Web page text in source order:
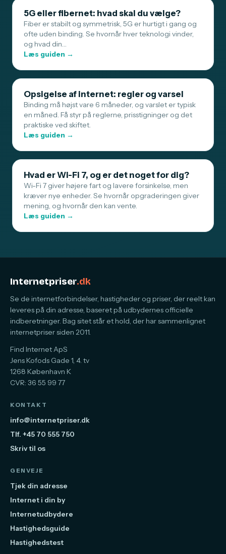
5G eller fibernet: hvad skal du vælge?
Fiber er stabilt og symmetrisk, 5G er hurtigt i gang og
ofte uden binding. Se hvornår hver teknologi vinder,
og hvad din…
Læs guiden →
Opsigelse af internet: regler og varsel
Binding må højst vare 6 måneder, og varslet er typisk
en måned. Få styr på reglerne, prisstigninger og det
praktiske ved skiftet.
Læs guiden →
Hvad er Wi-Fi 7, og er det noget for dig?
Wi-Fi 7 giver højere fart og lavere forsinkelse, men
kræver nye enheder. Se hvornår opgraderingen giver
mening, og hvornår den kan vente.
Læs guiden →
Internetpriser.dk
Se de internetforbindelser, hastigheder og priser, der reelt kan
leveres på din adresse, baseret på udbydernes officielle
indberetninger. Bag sitet står et hold, der har sammenlignet
internetpriser siden 2011.
Find Internet ApS
Jens Kofods Gade 1, 4. tv
1268 København K
CVR: 36 55 99 77
KONTAKT
info@internetpriser.dk
Tlf. +45 70 555 750
Skriv til os
GENVEJE
Tjek din adresse
Internet i din by
Internetudbydere
Hastighedsguide
Hastighedstest